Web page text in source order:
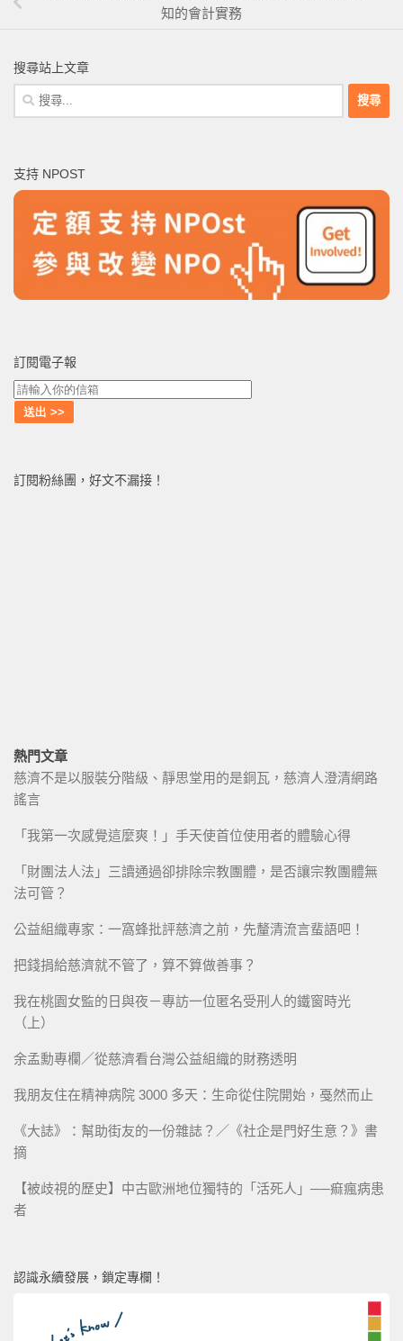
知的會計實務
搜尋站上文章
搜
尋
字:
支持 NPOST
訂閱電子報
訂閱粉絲團，好文不漏接！
熱門文章
慈濟不是以服裝分階級、靜思堂用的是銅瓦，慈濟人澄清網路
謠言
「我第一次感覺這麼爽！」手天使首位使用者的體驗心得
「財團法人法」三讀通過卻排除宗教團體，是否讓宗教團體無
法可管？
公益組織專家：一窩蜂批評慈濟之前，先釐清流言蜚語吧！
把錢捐給慈濟就不管了，算不算做善事？
我在桃園女監的日與夜－專訪一位匿名受刑人的鐵窗時光
（上）
余孟勳專欄／從慈濟看台灣公益組織的財務透明
我朋友住在精神病院 3000 多天：生命從住院開始，戞然而止
《大誌》：幫助街友的一份雜誌？／《社企是門好生意？》書
摘
【被歧視的歷史】中古歐洲地位獨特的「活死人」──痲瘋病患
者
認識永續發展，鎖定專欄！